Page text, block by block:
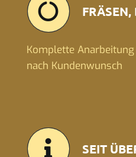
FRÄSEN,
Komplette
nach Kundenwunsch
SEIT